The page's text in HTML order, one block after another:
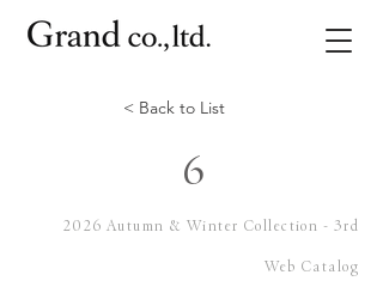
< Back to List
6
2026 Autumn & Winter Collection - 3rd
Web Catalog